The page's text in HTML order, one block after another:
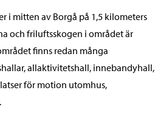
i mitten av Borgå på 1,5 kilometers
och friluftsskogen i området är
finns redan många
allaktivitetshall, innebandyhall,
för motion utomhus,